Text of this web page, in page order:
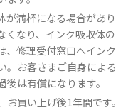
が満杯になる場合があり
くなり、インク吸収体の
、修理受付窓口へインク
。お客さまご自身による
は有償になります。
買い上げ後1年間です。